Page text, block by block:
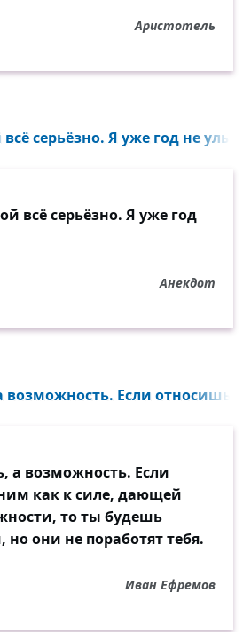
Аристотель
серьёзно. Я уже год не
всё серьёзно. Я уже год
Анекдот
возможность. Если
а возможность. Если
как к силе, дающей
то ты будешь
но они не поработят тебя.
Иван Ефремов